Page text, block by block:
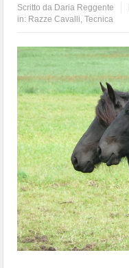
Scritto da Daria Reggente
in: Razze Cavalli,Tecnica